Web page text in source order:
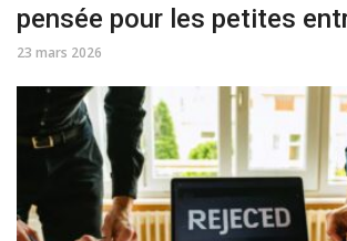
pensée pour les petites
23 mars 2026